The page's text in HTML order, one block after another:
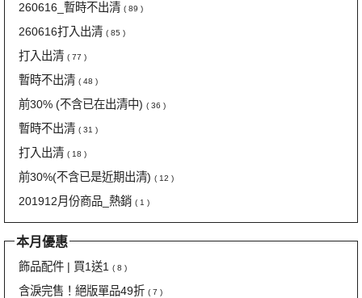
260616_暫時不出清 ( 89 )
260616打入出清 ( 85 )
打入出清 ( 77 )
暫時不出清 ( 48 )
前30% (不含已在出清中) ( 36 )
暫時不出清 ( 31 )
打入出清 ( 18 )
前30%(不含已是近期出清) ( 12 )
201912月份商品_熱銷 ( 1 )
本月優惠
飾品配件 | 買1送1 ( 8 )
含淚完售！絕版單品49折 ( 7 )